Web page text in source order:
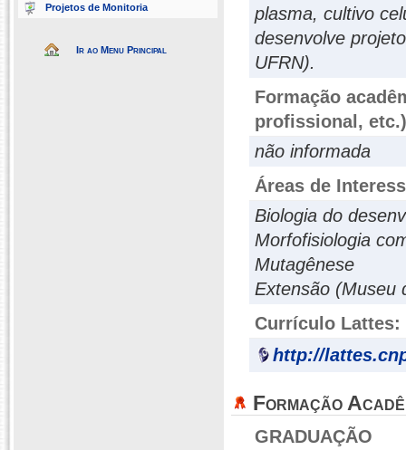
Projetos de Monitoria
Ir ao Menu Principal
plasma, cultivo
desenvolve
UFRN).
Formação
profissional, etc.)
não informada
Áreas de
Biologia do
Morfofisiologia
Mutagênese
Extensão (Museu
Currículo Lattes:
http://
Formação
GRADUAÇÃO